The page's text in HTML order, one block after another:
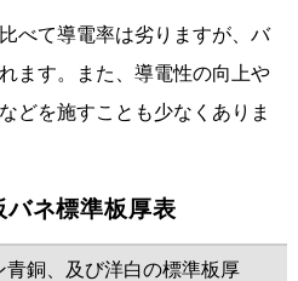
べて導電率は劣りますが、バ
ます。また、導電性の向上や
どを施すことも少なくありま
ネ標準板厚表
銅、及び洋白の標準板厚